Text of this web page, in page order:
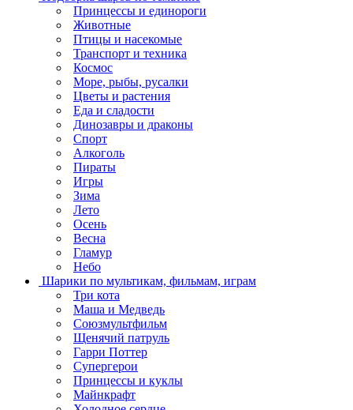
Принцессы и единороги
Животные
Птицы и насекомые
Транспорт и техника
Космос
Море, рыбы, русалки
Цветы и растения
Еда и сладости
Динозавры и драконы
Спорт
Алкоголь
Пираты
Игры
Зима
Лето
Осень
Весна
Гламур
Небо
Шарики по мультикам, фильмам, играм
Три кота
Маша и Медведь
Союзмультфильм
Щенячий патруль
Гарри Поттер
Супергерои
Принцессы и куклы
Майнкрафт